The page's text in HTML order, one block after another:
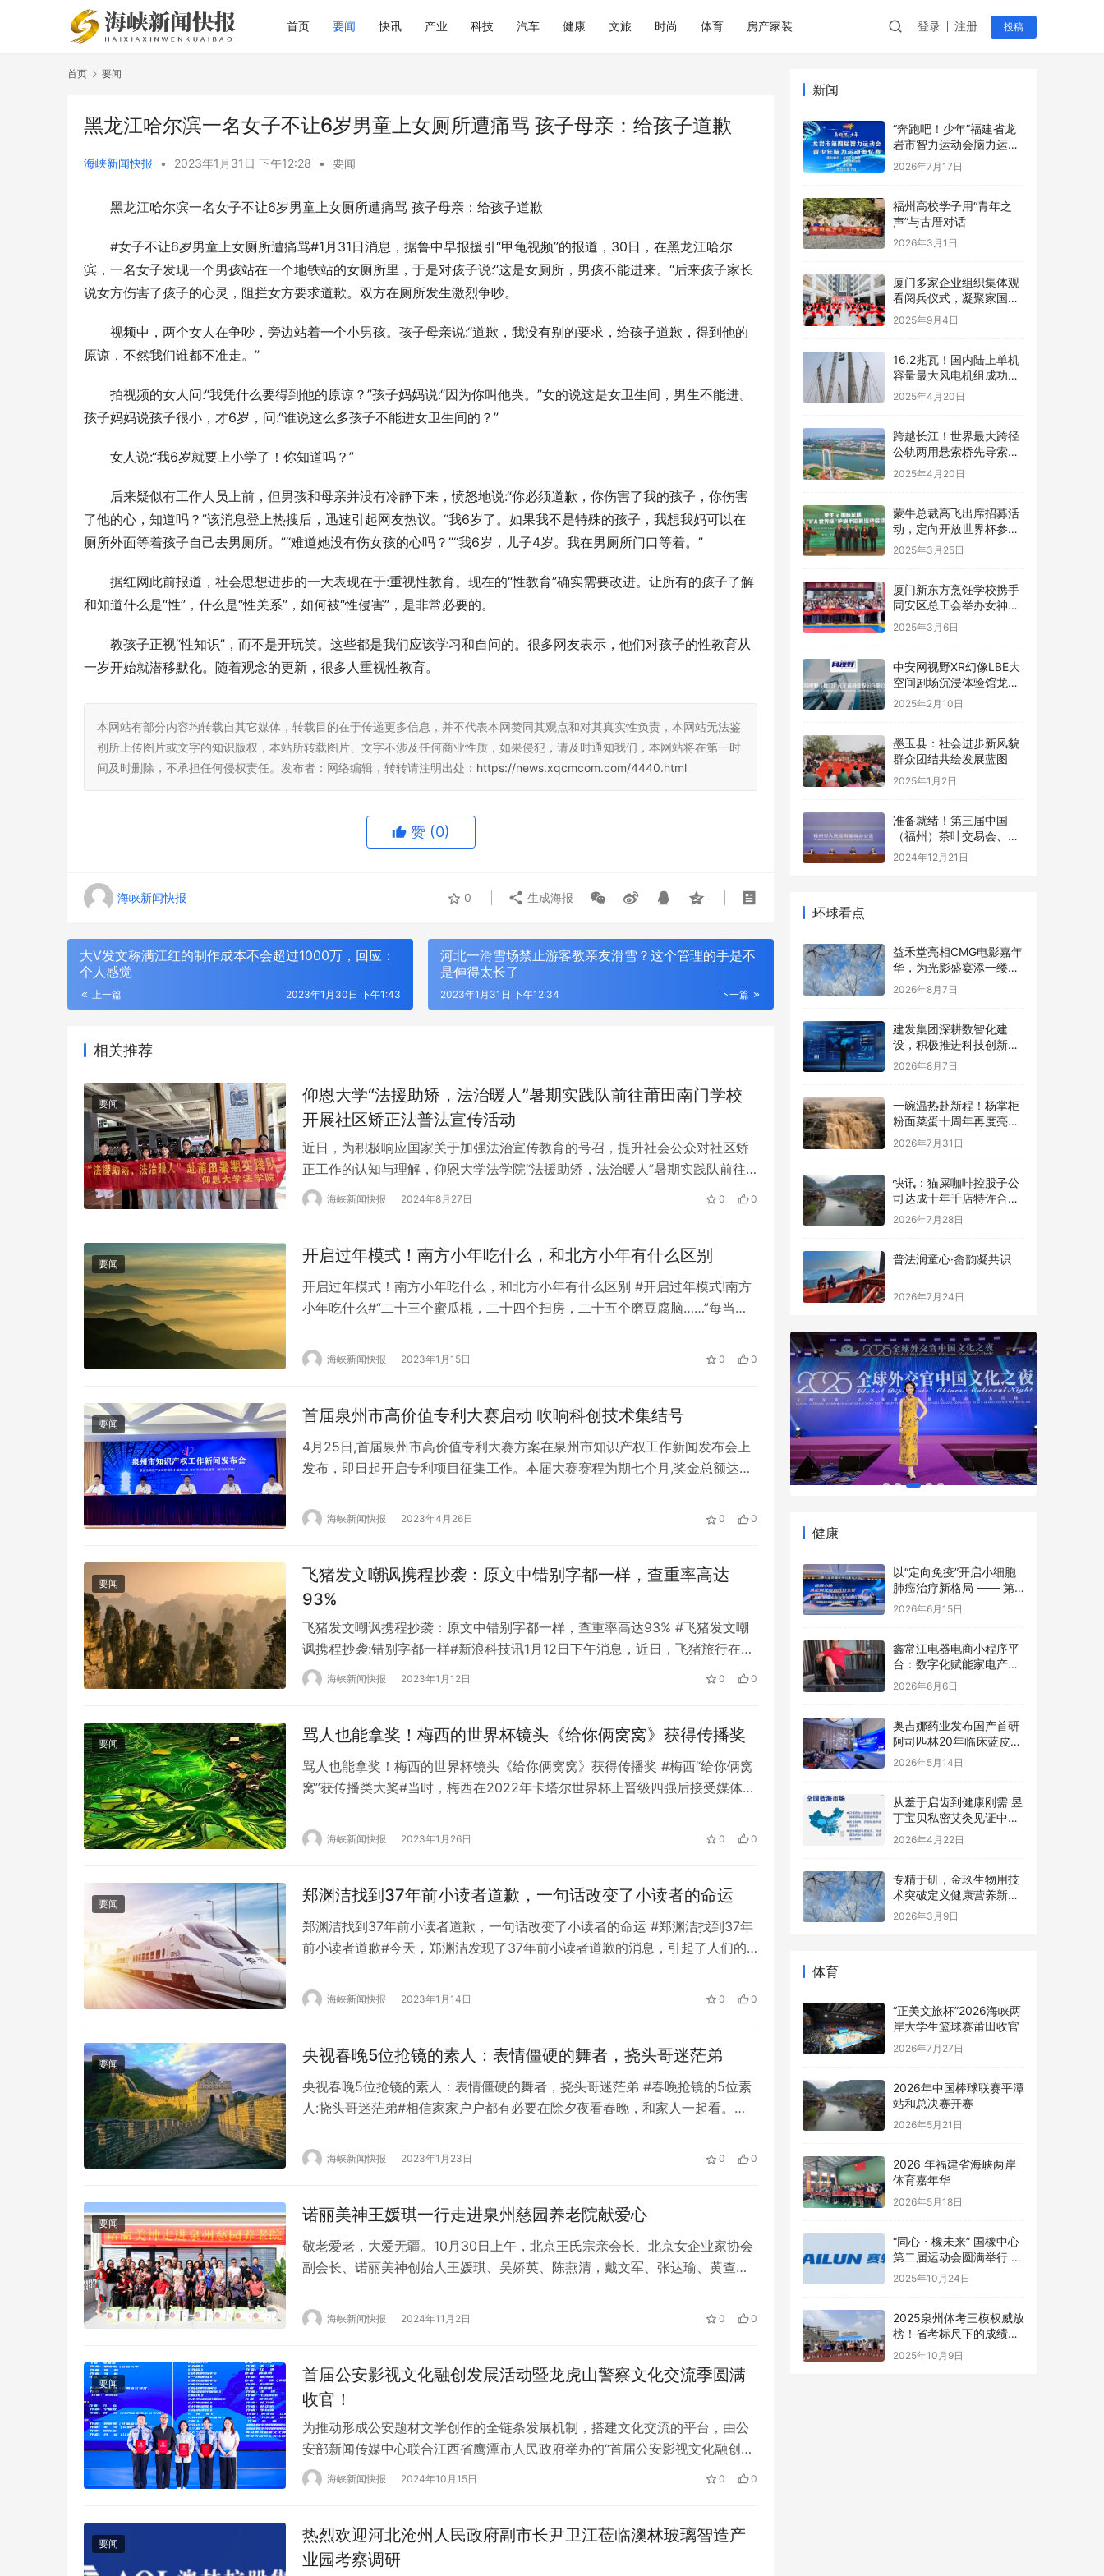
首页 要闻 快讯 产业 科技 汽车 健康 文旅 时尚 体育 房产家装 登录 注册 投稿
首页 要闻
黑龙江哈尔滨一名女子不让6岁男童上女厕所遭痛骂 孩子母亲：给孩子道歉
海峡新闻快报 • 2023年1月31日 下午12:28 • 要闻
黑龙江哈尔滨一名女子不让6岁男童上女厕所遭痛骂 孩子母亲：给孩子道歉
#女子不让6岁男童上女厕所遭痛骂#1月31日消息，据鲁中早报援引“甲龟视频”的报道，30日，在黑龙江哈尔
滨，一名女子发现一个男孩站在一个地铁站的女厕所里，于是对孩子说:“这是女厕所，男孩不能进来。“后来孩子家长
说女方伤害了孩子的心灵，阻拦女方要求道歉。双方在厕所发生激烈争吵。
视频中，两个女人在争吵，旁边站着一个小男孩。孩子母亲说:“道歉，我没有别的要求，给孩子道歉，得到他的
原谅，不然我们谁都不准走。”
拍视频的女人问:“我凭什么要得到他的原谅？”孩子妈妈说:“因为你叫他哭。”女的说这是女卫生间，男生不能进。
孩子妈妈说孩子很小，才6岁，问:“谁说这么多孩子不能进女卫生间的？”
女人说:“我6岁就要上小学了！你知道吗？”
后来疑似有工作人员上前，但男孩和母亲并没有冷静下来，愤怒地说:“你必须道歉，你伤害了我的孩子，你伤害
了他的心，知道吗？”该消息登上热搜后，迅速引起网友热议。“我6岁了。如果我不是特殊的孩子，我想我妈可以在
厕所外面等着孩子自己去男厕所。”“难道她没有伤女孩的心吗？”“我6岁，儿子4岁。我在男厕所门口等着。”
据红网此前报道，社会思想进步的一大表现在于:重视性教育。现在的“性教育”确实需要改进。让所有的孩子了解
和知道什么是“性”，什么是“性关系”，如何被“性侵害”，是非常必要的。
教孩子正视“性知识”，而不是开玩笑。这些都是我们应该学习和自问的。很多网友表示，他们对孩子的性教育从
一岁开始就潜移默化。随着观念的更新，很多人重视性教育。
本网站有部分内容均转载自其它媒体，转载目的在于传递更多信息，并不代表本网赞同其观点和对其真实性负责，本网站无法鉴
别所上传图片或文字的知识版权，本站所转载图片、文字不涉及任何商业性质，如果侵犯，请及时通知我们，本网站将在第一时
间及时删除，不承担任何侵权责任。发布者：网络编辑，转转请注明出处： https://news.xqcmcom.com/4440.html
赞 (0)
海峡新闻快报 0 生成海报
大V发文称满江红的制作成本不会超过1000万，回应：
个人感觉
上一篇 2023年1月30日 下午1:43
河北一滑雪场禁止游客教亲友滑雪？这个管理的手是不
是伸得太长了
下一篇
2023年1月31日 下午12:34
相关推荐
要闻
仰恩大学“法援助矫，法治暖人”暑期实践队前往莆田南门学校
开展社区矫正法普法宣传活动
近日，为积极响应国家关于加强法治宣传教育的号召，提升社会公众对社区矫
正工作的认知与理解，仰恩大学法学院“法援助矫，法治暖人”暑期实践队前往
莆田南门学校，开展了一场别开生面的社区矫正法普法宣传活动。此次活动不
关资料，并印发成…
海峡新闻快报 2024年8月27日 0 0
要闻 开启过年模式！南方小年吃什么，和北方小年有什么区别
开启过年模式！南方小年吃什么，和北方小年有什么区别 #开启过年模式!南方
小年吃什么#“二十三个蜜瓜棍，二十四个扫房，二十五个磨豆腐脑……”每当唱
着打扫房屋，准备新年的各种食物…虽然南北方的小年日期不同，但今年恰逢
周末。这个周末，北方和南方一起迎来了新的一年！ 小年祭灶节 腊月二十三，
海峡新闻快报 2023年1月15日 0 0
要闻 首届泉州市高价值专利大赛启动 吹响科创技术集结号
4月25日,首届泉州市高价值专利大赛方案在泉州市知识产权工作新闻发布会上
发布，即日起开启专利项目征集工作。本届大赛赛程为期七个月,奖金总额达
工作领导小组办公室与泉州市市场监督管理局（知识产权局）联合主办，泉州
海峡新闻快报 2023年4月26日 0 0
要闻
飞猪发文嘲讽携程抄袭：原文中错别字都一样，查重率高达
93%
飞猪发文嘲讽携程抄袭：原文中错别字都一样，查重率高达93% #飞猪发文嘲
讽携程抄袭:错别字都一样#新浪科技讯1月12日下午消息，近日，飞猪旅行在其
官方微信官方账号发布了一篇文章《亲爱的@携程旅行新年快乐》。文章开头
疑携程的策…
海峡新闻快报 2023年1月12日 0 0
要闻 骂人也能拿奖！梅西的世界杯镜头《给你俩窝窝》获得传播奖
骂人也能拿奖！梅西的世界杯镜头《给你俩窝窝》获得传播奖 #梅西“给你俩窝
窝”获传播类大奖#当时，梅西在2022年卡塔尔世界杯上晋级四强后接受媒体采
些话。这不是足球的一部分。我总是尊重每个人，但我希望他们能尊重我。我
海峡新闻快报 2023年1月26日 0 0
要闻 郑渊洁找到37年前小读者道歉，一句话改变了小读者的命运
郑渊洁找到37年前小读者道歉，一句话改变了小读者的命运 #郑渊洁找到37年
前小读者道歉#今天，郑渊洁发现了37年前小读者道歉的消息，引起了人们的
信。 由于当时读者来信较多，郑渊洁没能给每一位读者回信。 虽然不会回来，
但郑渊洁把所有的信都牢牢地保存在家里，他认为这些信是最大的财产。 时隔
海峡新闻快报 2023年1月14日 0 0
要闻 央视春晚5位抢镜的素人：表情僵硬的舞者，挠头哥迷茫弟
央视春晚5位抢镜的素人：表情僵硬的舞者，挠头哥迷茫弟 #春晚抢镜的5位素
人:挠头哥迷茫弟#相信家家户户都有必要在除夕夜看春晚，和家人一起看。对
多观众来说太无聊了，甚至许多网友说，是春晚的观众比春晚更好。 先是灰衣
海峡新闻快报 2023年1月23日 0 0
要闻 诺丽美神王媛琪一行走进泉州慈园养老院献爱心
敬老爱老，大爱无疆。10月30日上午，北京王氏宗亲会长、北京女企业家协会
副会长、诺丽美神创始人王媛琪、吴娇英、陈燕清，戴文军、张达瑜、黄查
佩容，倪英杰、陈忠峰、徐甲、徐红、黄永明、张川玲、王秀娟、周兴鲁、周
海峡新闻快报 2024年11月2日 0 0
要闻
首届公安影视文化融创发展活动暨龙虎山警察文化交流季圆满
收官！
为推动形成公安题材文学创作的全链条发展机制，搭建文化交流的平台，由公
安部新闻传媒中心联合江西省鹰潭市人民政府举办的“首届公安影视文化融创发
展活动暨龙虎山警察文化交流季”，于10月12日在江西省鹰潭市龙虎山举行专题
有专业…
海峡新闻快报 2024年10月15日 0 0
要闻
热烈欢迎河北沧州人民政府副市长尹卫江莅临澳林玻璃智造产
业园考察调研
新闻
“奔跑吧！少年”福建省龙
岩市智力运动会脑力运动
奥忆赛创中国新纪录
2026年7月17日
福州高校学子用“青年之
声”与古厝对话
2026年3月1日
厦门多家企业组织集体观
看阅兵仪式，凝聚家国情
怀与奋进力量！
2025年9月4日
16.2兆瓦！国内陆上单机
容量最大风电机组成功吊
装
2025年4月20日
跨越长江！世界最大跨径
公轨两用悬索桥先导索成
功过江
2025年4月20日
蒙牛总裁高飞出席招募活
动，定向开放世界杯参与
名额
2025年3月25日
厦门新东方烹饪学校携手
同安区总工会举办女神节
烘焙体验活动
2025年3月6日
中安网视野XR幻像LBE大
空间剧场沉浸体验馆龙岩
上杭万达广场惊喜开业，
春节畅享沉浸式娱乐新体
2025年2月10日
墨玉县：社会进步新风貌
群众团结共绘发展蓝图
2025年1月2日
准备就绪！第三届中国
（福州）茶叶交易会、第
四届福州茉莉花茶文化节
即将启幕！
2024年12月21日
环球看点
益禾堂亮相CMG电影嘉年
华，为光影盛宴添一缕清
甜
2026年8月7日
建发集团深耕数智化建
设，积极推进科技创新赋
能全产业链多元发展
2026年8月7日
一碗温热赴新程！杨掌柜
粉面菜蛋十周年再度亮相
国家级大屏
2026年7月31日
快讯：猫屎咖啡控股子公
司达成十年千店特许合
作，总授权费2亿元
2026年7月28日
普法润童心·畲韵凝共识
2026年7月24日
健康
以“定向免疫”开启小细胞
肺癌治疗新格局 —— 第
七届肺癌多学科鹭岛大会
TCE前沿论坛成功举办
2026年6月15日
鑫常江电器电商小程序平
台：数字化赋能家电产
业，开启智慧零售新篇章
2026年6月6日
奥吉娜药业发布国产首研
阿司匹林20年临床蓝皮
书，魏国平：“原研”是历
史坐标，不是终极标准
2026年5月14日
从羞于启齿到健康刚需 昱
丁宝贝私密艾灸见证中国
女性意识觉醒
2026年4月22日
专精于研，金玖生物用技
术突破定义健康营养新高
度
2026年3月9日
体育
“正美文旅杯”​2026海峡两
岸大学生篮球赛莆田收官
2026年7月27日
2026年中国棒球联赛平潭
站和总决赛开赛
2026年5月21日
2026 年福建省海峡两岸
体育嘉年华
2026年5月18日
“同心・橡未来” 国橡中心
第二届运动会圆满举行 赛
轮健儿尽显风采
2025年10月24日
2025泉州体考三模权威放
榜！省考标尺下的成绩透
视
2025年10月9日